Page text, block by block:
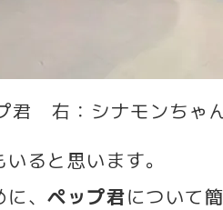
君 右：シナモンちゃ
ると思います。
に、ペップ君について